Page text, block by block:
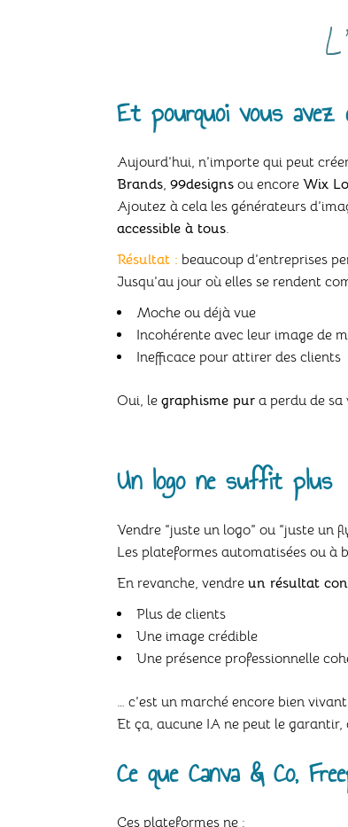
Et pourquoi vous avez
Aujourd’hui, n’importe qui peut
Brands, 99designs ou encore Wix
Ajoutez à cela les générateurs
accessible à tous.
Résultat : beaucoup d’entreprises
Jusqu’au jour où elles se rendent
Moche ou déjà vue
Incohérente avec leur image de
Inefficace pour attirer des clients
Oui, le graphisme pur a perdu de
Un logo ne suffit plus
Vendre “juste un logo” ou “juste un
Les plateformes automatisées ou à
En revanche, vendre un résultat
Plus de clients
Une image crédible
Une présence professionnelle
… c’est un marché encore bien
Et ça, aucune IA ne peut le
Ce que Canva & Co,
Ces plateformes ne :